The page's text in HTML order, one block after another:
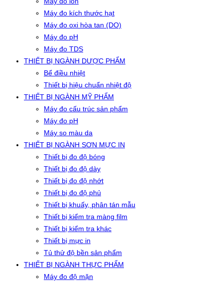
Máy đo kích thước hạt
Máy đo oxi hòa tan (DO)
Máy đo pH
Máy đo TDS
THIẾT BỊ NGÀNH DƯỢC PHẨM
Bể điều nhiệt
Thiết bị hiệu chuẩn nhiệt độ
THIẾT BỊ NGÀNH MỸ PHẨM
Máy đo cấu trúc sản phẩm
Máy đo pH
Máy so màu da
THIẾT BỊ NGÀNH SƠN MỰC IN
Thiết bị đo độ bóng
Thiết bị đo độ dày
Thiết bị đo độ nhớt
Thiết bị đo độ phủ
Thiết bị khuấy, phân tán mẫu
Thiết bị kiểm tra màng film
Thiết bị kiểm tra khác
Thiết bị mực in
Tủ thử độ bền sản phẩm
THIẾT BỊ NGÀNH THỰC PHẨM
Máy đo độ mặn